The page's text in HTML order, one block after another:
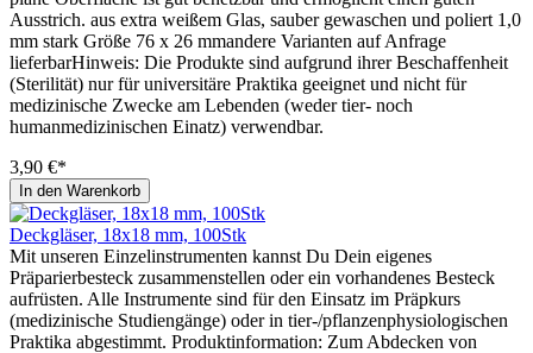
Ausstrich. aus extra weißem Glas, sauber gewaschen und poliert 1,0
mm stark Größe 76 x 26 mmandere Varianten auf Anfrage
lieferbarHinweis: Die Produkte sind aufgrund ihrer Beschaffenheit
(Sterilität) nur für universitäre Praktika geeignet und nicht für
medizinische Zwecke am Lebenden (weder tier- noch
humanmedizinischen Einatz) verwendbar.
3,90 €*
In den Warenkorb
Deckgläser, 18x18 mm, 100Stk
Mit unseren Einzelinstrumenten kannst Du Dein eigenes
Präparierbesteck zusammenstellen oder ein vorhandenes Besteck
aufrüsten. Alle Instrumente sind für den Einsatz im Präpkurs
(medizinische Studiengänge) oder in tier-/pflanzenphysiologischen
Praktika abgestimmt. Produktinformation: Zum Abdecken von